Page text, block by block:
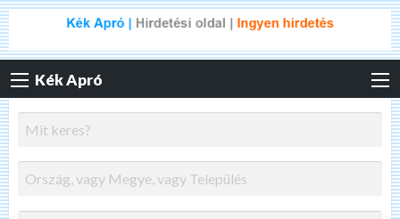
Kék Apró